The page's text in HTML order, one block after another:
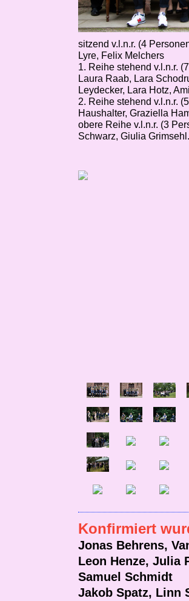
sitzend v.l.n.r. (4
Lyre, Felix Melchers
1. Reihe stehend v.l.n.r.
Laura Raab, Lara
Leydecker, Lara Hotz,
2. Reihe stehend v.l.n.r.
Haushalter, Graziella
obere Reihe v.l.n.r. (3
Schwarz, Giulia Grimsehl.
Konfirmiert
Jonas Behrens,
Leon Henze, Julia
Samuel Schmidt
Jakob Spatz, Linn